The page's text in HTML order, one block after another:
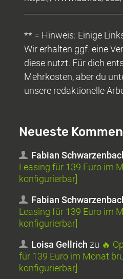
** = Hinweis: Einige
Wir erhalten ggf. eine
diese nutzt. Für dich
Mehrkosten, aber du
unsere redaktionelle
Neueste
Fabian
Leasing für 139 Euro im
konfigurierbar]
Fabian
Leasing für 139 Euro im
konfigurierbar]
Loisa Gellrich zu 🔥
für 139 Euro im Monat
konfigurierbar]